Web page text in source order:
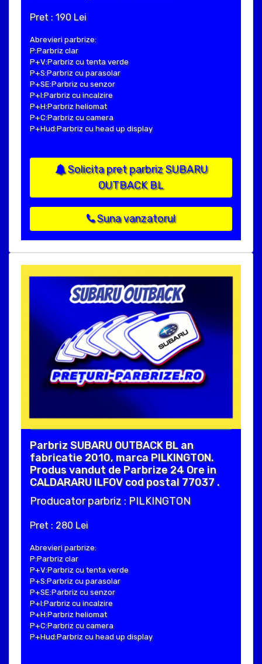
Pret : 190 Lei
Abrevieri parbrize:
P:Parbriz clar
P+V:Parbriz cu tenta verde
P+S:Parbriz cu parasolar
P+SE:Parbriz cu senzor
P+I:Parbriz cu incalzire
P+H:Parbriz heliomat
P+C:Parbriz cu camera
P+Hud:Parbriz cu head up display
Solicita pret parbriz SUBARU
OUTBACK BL
Suna vanzatorul
Parbriz SUBARU OUTBACK BL an
fabricatie 2010, marca PILKINGTON.
Produs vandut de Parbrize 24 Ore in
CALDARARU ILFOV cod postal 77037 .
Producator parbriz : PILKINGTON
Pret : 280 Lei
Abrevieri parbrize:
P:Parbriz clar
P+V:Parbriz cu tenta verde
P+S:Parbriz cu parasolar
P+SE:Parbriz cu senzor
P+I:Parbriz cu incalzire
P+H:Parbriz heliomat
P+C:Parbriz cu camera
P+Hud:Parbriz cu head up display